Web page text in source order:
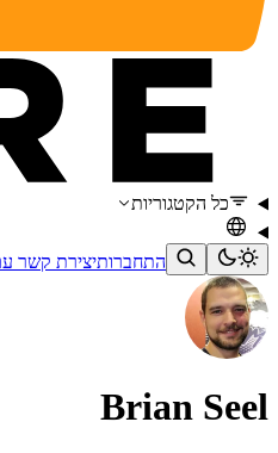
כל הקטגוריות
התחברותיצירת קשר
Brian Seel